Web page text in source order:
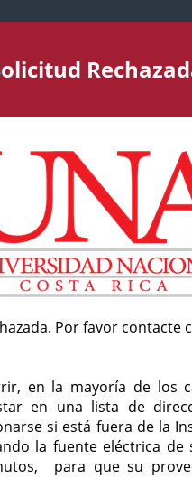
Por favor
en la mayoría de los
en una lista de
si está fuera de la
la fuente eléctrica
para que su